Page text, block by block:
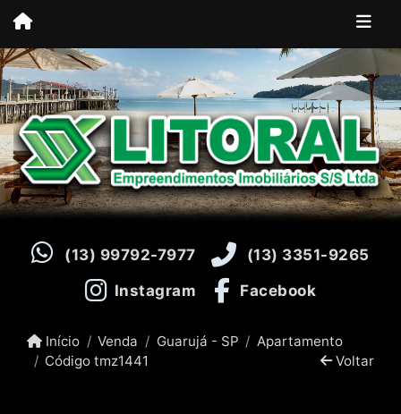
(13) 99792-7977 (13) 3351-9265
Instagram Facebook
Início Venda Guarujá - SP
Apartamento
Código tmz1441
Voltar